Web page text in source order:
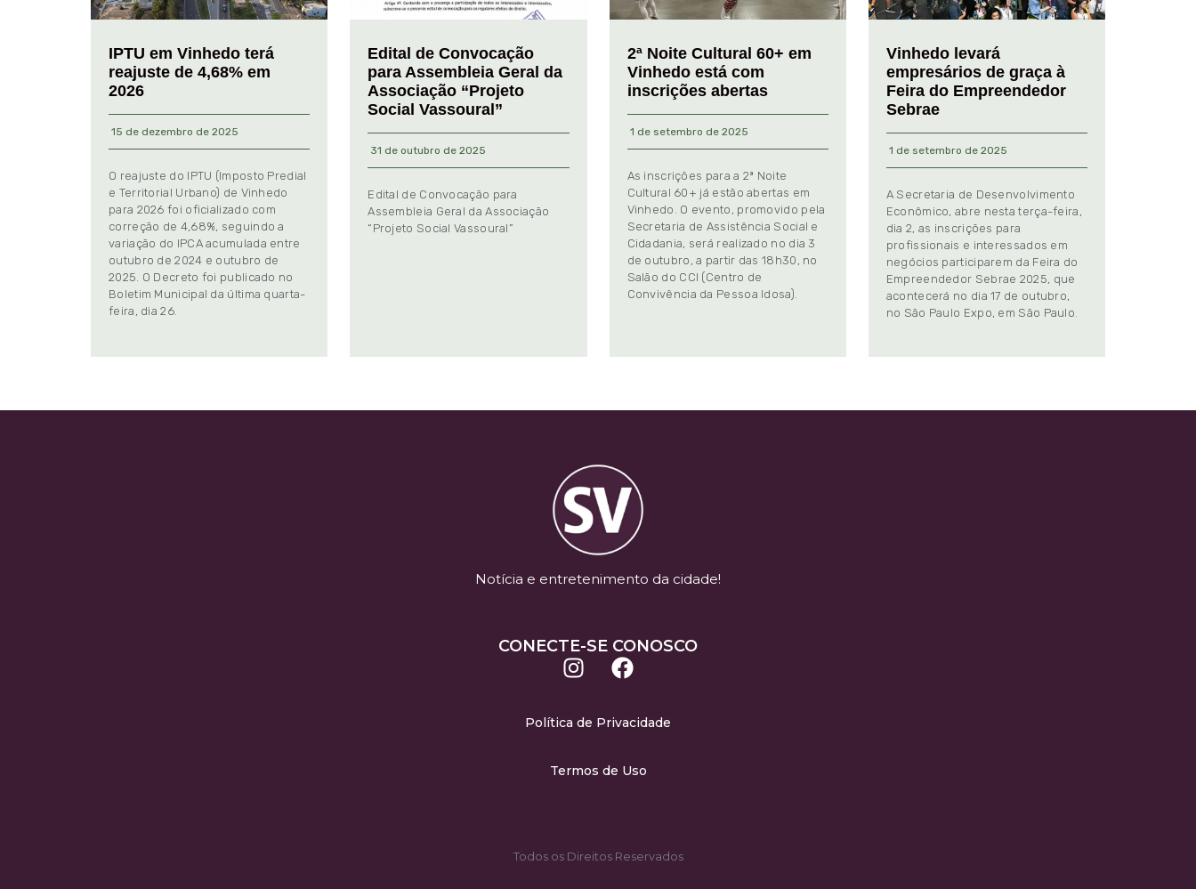
IPTU em Vinhedo terá
reajuste de 4,68% em
2026
15 de dezembro de 2025
O reajuste do IPTU (Imposto Predial
e Territorial Urbano) de Vinhedo
para 2026 foi oficializado com
correção de 4,68%, seguindo a
variação do IPCA acumulada entre
outubro de 2024 e outubro de
2025. O Decreto foi publicado no
Boletim Municipal da última quarta-
feira, dia 26.
Edital de Convocação
para Assembleia Geral da
Associação “Projeto
Social Vassoural”
31 de outubro de 2025
Edital de Convocação para
Assembleia Geral da Associação
“Projeto Social Vassoural”
2ª Noite Cultural 60+ em
Vinhedo está com
inscrições abertas
1 de setembro de 2025
As inscrições para a 2ª Noite
Cultural 60+ já estão abertas em
Vinhedo. O evento, promovido pela
Secretaria de Assistência Social e
Cidadania, será realizado no dia 3
de outubro, a partir das 18h30, no
Salão do CCI (Centro de
Convivência da Pessoa Idosa).
Vinhedo levará
empresários de graça à
Feira do Empreendedor
Sebrae
1 de setembro de 2025
A Secretaria de Desenvolvimento
Econômico, abre nesta terça-feira,
dia 2, as inscrições para
profissionais e interessados em
negócios participarem da Feira do
Empreendedor Sebrae 2025, que
acontecerá no dia 17 de outubro,
no São Paulo Expo, em São Paulo.
Notícia e entretenimento da cidade!
CONECTE-SE CONOSCO
Política de Privacidade
Termos de Uso
Todos os Direitos Reservados